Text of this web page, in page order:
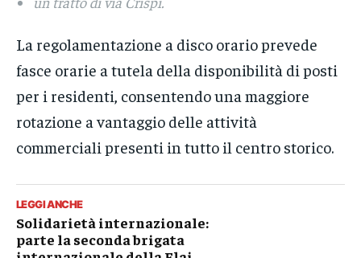
La regolamentazione a disco orario prevede
fasce orarie a tutela della disponibilità di posti
per i residenti, consentendo una maggiore
rotazione a vantaggio delle attività
commerciali presenti in tutto il centro storico.
LEGGI ANCHE
Solidarietà internazionale:
parte la seconda brigata